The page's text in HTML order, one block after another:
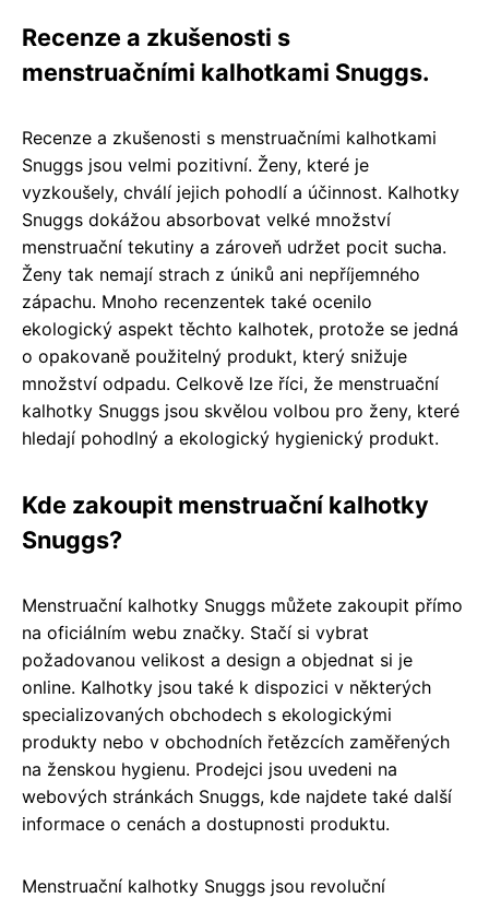
Recenze a zkušenosti s
menstruačními kalhotkami Snuggs.
Recenze a zkušenosti s menstruačními kalhotkami
Snuggs jsou velmi pozitivní. Ženy, které je
vyzkoušely, chválí jejich pohodlí a účinnost. Kalhotky
Snuggs dokážou absorbovat velké množství
menstruační tekutiny a zároveň udržet pocit sucha.
Ženy tak nemají strach z úniků ani nepříjemného
zápachu. Mnoho recenzentek také ocenilo
ekologický aspekt těchto kalhotek, protože se jedná
o opakovaně použitelný produkt, který snižuje
množství odpadu. Celkově lze říci, že menstruační
kalhotky Snuggs jsou skvělou volbou pro ženy, které
hledají pohodlný a ekologický hygienický produkt.
Kde zakoupit menstruační kalhotky
Snuggs?
Menstruační kalhotky Snuggs můžete zakoupit přímo
na oficiálním webu značky. Stačí si vybrat
požadovanou velikost a design a objednat si je
online. Kalhotky jsou také k dispozici v některých
specializovaných obchodech s ekologickými
produkty nebo v obchodních řetězcích zaměřených
na ženskou hygienu. Prodejci jsou uvedeni na
webových stránkách Snuggs, kde najdete také další
informace o cenách a dostupnosti produktu.
Menstruační kalhotky Snuggs jsou revoluční